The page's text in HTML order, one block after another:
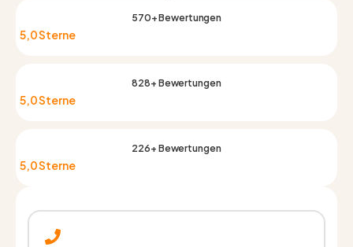
570+ Bewertungen
5,0 Sterne
828+ Bewertungen
5,0 Sterne
226+ Bewertungen
5,0 Sterne